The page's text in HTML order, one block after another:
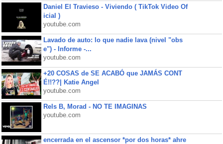
Daniel El Travieso - Viviendo ( TikTok Video Of
icial )
youtube.com
Lavado de auto: lo que nadie lava (nivel "obs
e") - Informe -...
youtube.com
+20 COSAS de SE ACABÓ que JAMÁS CONT
É!!??| Katie Angel
youtube.com
Rels B, Morad - NO TE IMAGINAS
youtube.com
encerrada en el ascensor *por dos horas* ahre